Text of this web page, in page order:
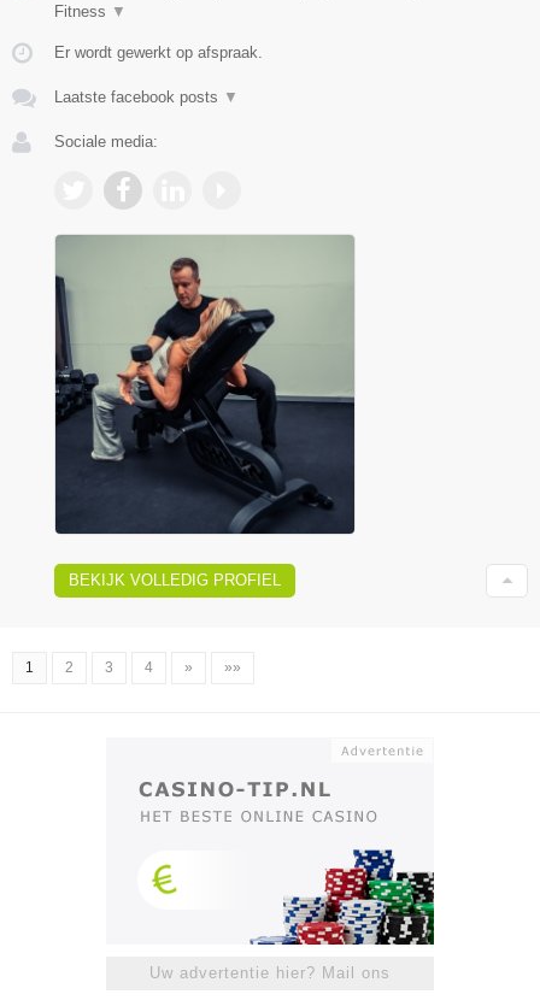
Fitness ▼
Er wordt gewerkt op afspraak.
Laatste facebook posts ▼
Sociale media:
BEKIJK VOLLEDIG PROFIEL
1 2 3 4 » »»
Uw advertentie hier? Mail ons